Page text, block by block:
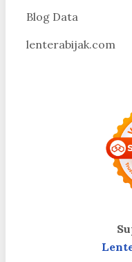
Blog Data
lenterabijak.com